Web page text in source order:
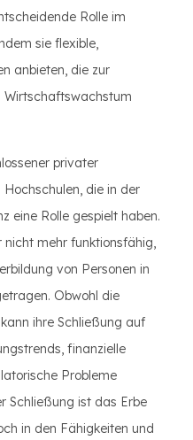
Rolle im
sie flexible,
anbieten, die zur
Wirtschaftswachstum
privater
die in der
eine Rolle gespielt haben.
nicht mehr funktionsfähig,
von Personen in
Obwohl die
ihre Schließung auf
finanzielle
Probleme
Schließung ist das Erbe
in den Fähigkeiten und